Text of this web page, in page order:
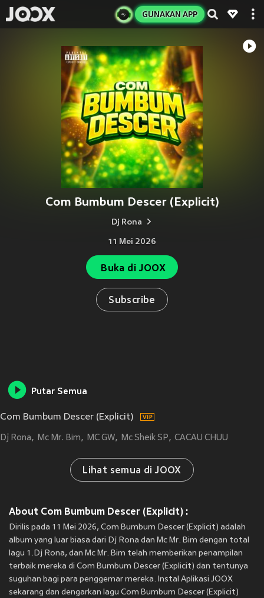
GUNAKAN APP
Com Bumbum Descer (Explicit)
Dj Rona
11 Mei 2026
Buka di JOOX
Subscribe
Putar Semua
Com Bumbum Descer (Explicit)
Dj Rona Mc Mr. Bim MC GW Mc Sheik SP CACAU CHUU
Lihat semua di JOOX
About Com Bumbum Descer (Explicit) :
Dirilis pada 11 Mei 2026, Com Bumbum Descer (Explicit) adalah
album yang luar biasa dari Dj Rona dan Mc Mr. Bim dengan total
lagu 1.Dj Rona, dan Mc Mr. Bim telah memberikan penampilan
terbaik mereka di Com Bumbum Descer (Explicit) dan tentunya
suguhan bagi para penggemar mereka. Instal Aplikasi JOOX
sekarang dan dengarkan lagu Com Bumbum Descer (Explicit)